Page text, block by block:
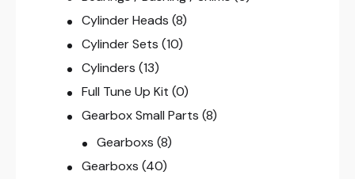
Cylinder Heads (8)
Cylinder Sets (10)
Cylinders (13)
Full Tune Up Kit (0)
Gearbox Small Parts (8)
Gearboxs (8)
Gearboxs (40)